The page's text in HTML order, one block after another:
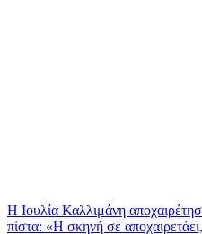
Η Ιουλία Καλλιμάνη
πίστα: «H σκηνή σε